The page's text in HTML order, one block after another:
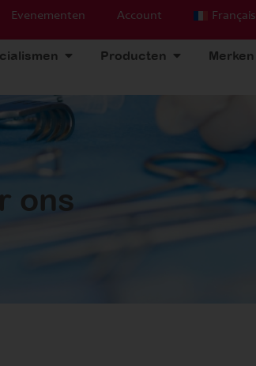
Evenementen Account Français
Producten Merken
ons